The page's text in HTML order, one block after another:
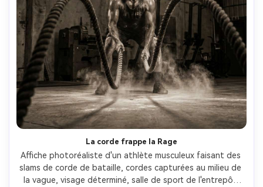
La corde frappe la Rage
Affiche photoréaliste d'un athlète musculeux faisant des
slams de corde de bataille, cordes capturées au milieu de
la vague, visage déterminé, salle de sport de l'entrepôt